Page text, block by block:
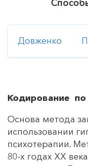
Довженко
Кодирование
Основа метода
использовании
психотерапии.
80-х годах ХХ